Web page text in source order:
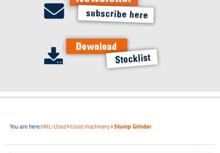
You are here:HKL-Used Used machinery Stump Grinder